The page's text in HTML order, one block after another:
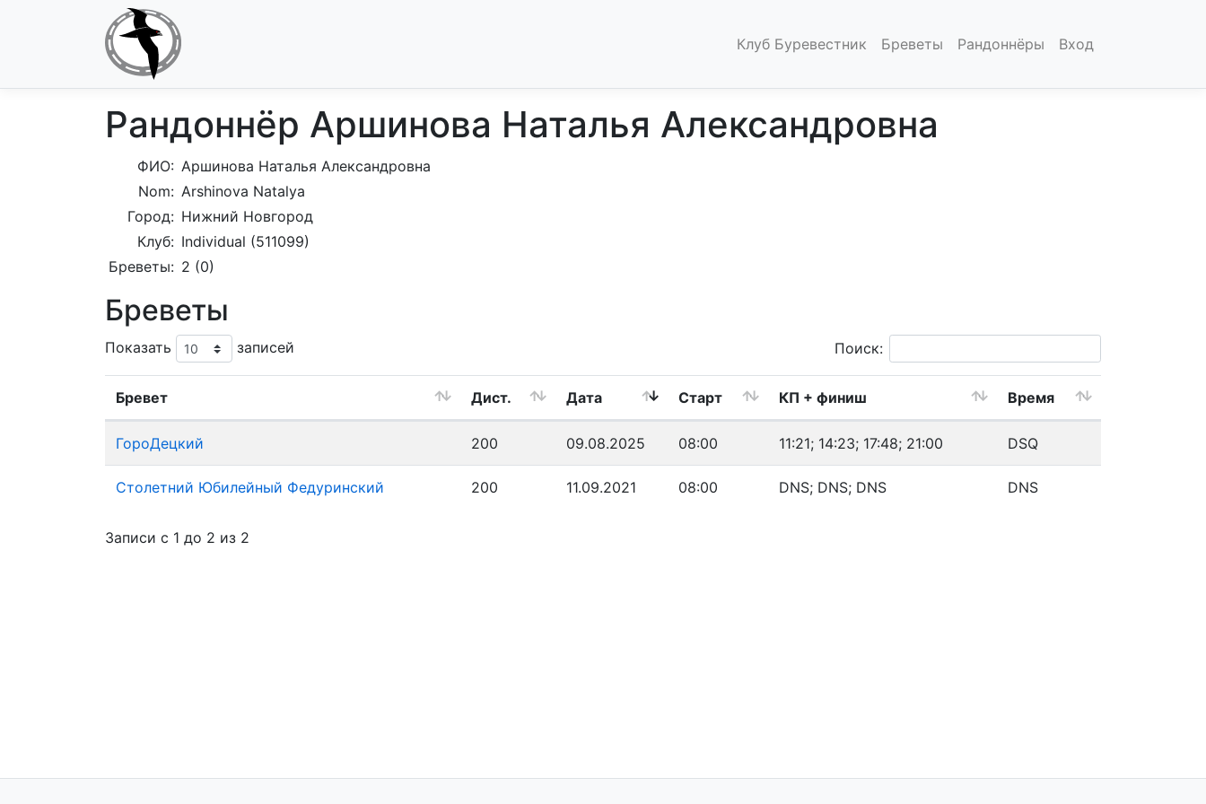
Клуб Буревестник Бреветы Рандоннёры Вход
Рандоннёр Аршинова Наталья Александровна
ФИО: Аршинова Наталья Александровна
Nom: Arshinova Natalya
Город: Нижний Новгород
Клуб: Individual (511099)
Бреветы: 2 (0)
Бреветы
Показать записей Поиск:
Бревет Дист. Дата Старт КП + финиш Время
ГороДецкий 200 09.08.2025 08:00 11:21; 14:23; 17:48; 21:00 DSQ
Столетний Юбилейный Федуринский 200 11.09.2021 08:00 DNS; DNS; DNS DNS
Записи с 1 до 2 из 2